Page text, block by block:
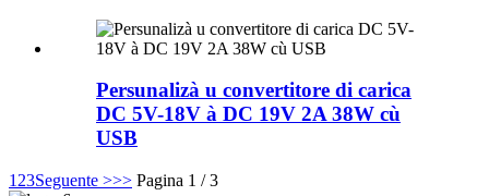
Persunalizà u convertitore di carica
DC 5V-18V à DC 19V 2A 38W cù
USB
1 23Seguente >>> Pagina 1 / 3